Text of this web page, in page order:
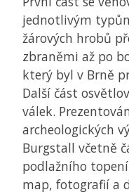
jednotlivým
žárových hrobů
zbraněmi až po
který byl v Brně
Další část
válek.
archeologických
Burgstall včetně
podlažního
map, fotografií a